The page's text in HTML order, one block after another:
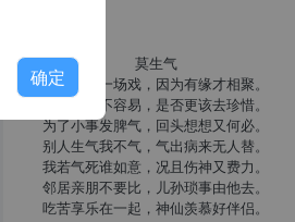
莫生气
人生就像一场戏，因为有缘才相聚。
相扶到老不容易，是否更该去珍惜。
为了小事发脾气，回头想想又何必。
别人生气我不气，气出病来无人替。
我若气死谁如意，况且伤神又费力。
邻居亲朋不要比，儿孙琐事由他去。
吃苦享乐在一起，神仙羡慕好伴侣。
确定